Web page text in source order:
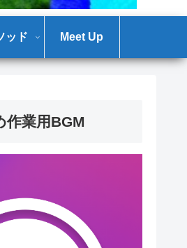
ッド Meet Up
作業用BGM